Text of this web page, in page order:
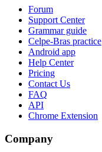
Forum
Support Center
Grammar guide
Celpe-Bras practice
Android app
Help Center
Pricing
Contact Us
FAQ
API
Chrome Extension
Company